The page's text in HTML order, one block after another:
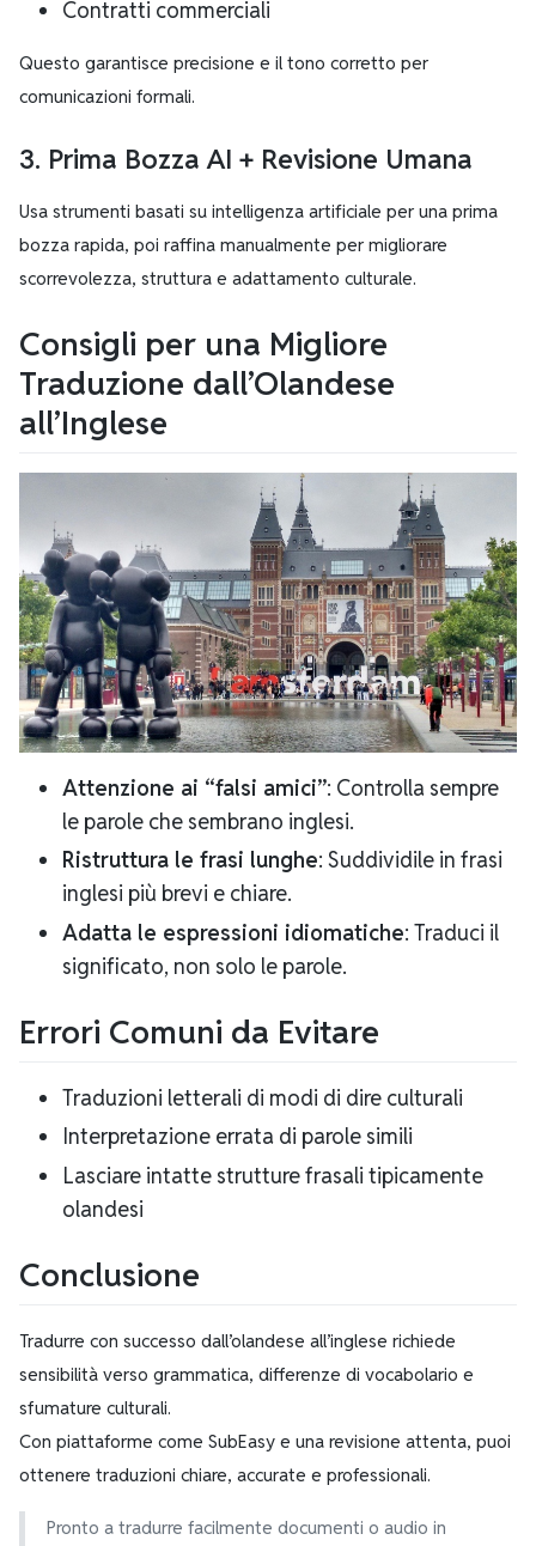
Contratti commerciali
Questo garantisce precisione e il tono corretto per
comunicazioni formali.
3. Prima Bozza AI + Revisione Umana
Usa strumenti basati su intelligenza artificiale per una prima
bozza rapida, poi raffina manualmente per migliorare
scorrevolezza, struttura e adattamento culturale.
Consigli per una Migliore
Traduzione dall’Olandese
all’Inglese
Attenzione ai “falsi amici”: Controlla sempre
le parole che sembrano inglesi.
Ristruttura le frasi lunghe: Suddividile in frasi
inglesi più brevi e chiare.
Adatta le espressioni idiomatiche: Traduci il
significato, non solo le parole.
Errori Comuni da Evitare
Traduzioni letterali di modi di dire culturali
Interpretazione errata di parole simili
Lasciare intatte strutture frasali tipicamente
olandesi
Conclusione
Tradurre con successo dall’olandese all’inglese richiede
sensibilità verso grammatica, differenze di vocabolario e
sfumature culturali.
Con piattaforme come SubEasy e una revisione attenta, puoi
ottenere traduzioni chiare, accurate e professionali.
Pronto a tradurre facilmente documenti o audio in